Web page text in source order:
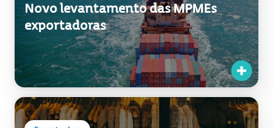
Novo levantamento das MPMEs
exportadoras